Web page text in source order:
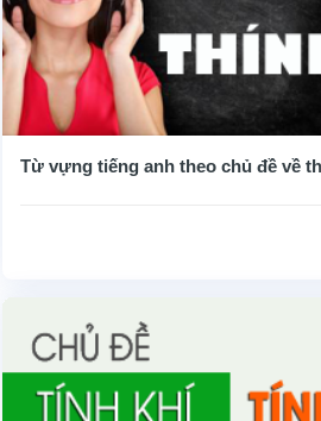
Từ vựng tiếng anh theo chủ đề về